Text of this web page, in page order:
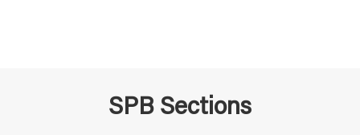
SPB Sections